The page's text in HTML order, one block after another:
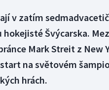
v zatím
Švýcarska.
Mark Streit z New
na světovém
hrách.